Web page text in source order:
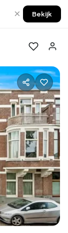
× Bekijk